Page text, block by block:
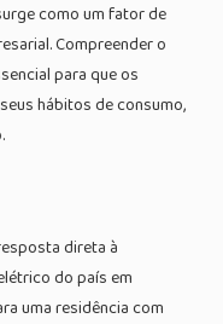
como um fator de
Compreender o
para que os
hábitos de consumo,
direta à
do país em
uma residência com